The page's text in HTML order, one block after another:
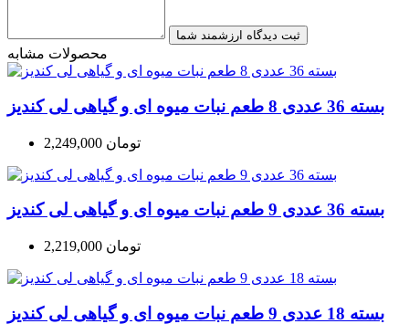
محصولات مشابه
بسته 36 عددی 8 طعم نبات میوه ای و گیاهی لی کندیز
2,249,000 تومان
بسته 36 عددی 9 طعم نبات میوه ای و گیاهی لی کندیز
2,219,000 تومان
بسته 18 عددی 9 طعم نبات میوه ای و گیاهی لی کندیز